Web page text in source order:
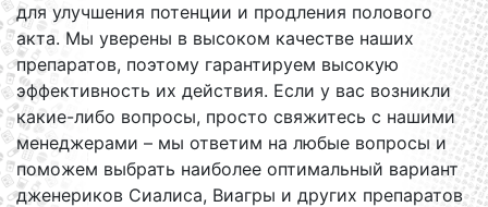
для улучшения потенции и продления полового
акта. Мы уверены в высоком качестве наших
препаратов, поэтому гарантируем высокую
эффективность их действия. Если у вас возникли
какие-либо вопросы, просто свяжитесь с нашими
менеджерами – мы ответим на любые вопросы и
поможем выбрать наиболее оптимальный вариант
дженериков Сиалиса, Виагры и других препаратов